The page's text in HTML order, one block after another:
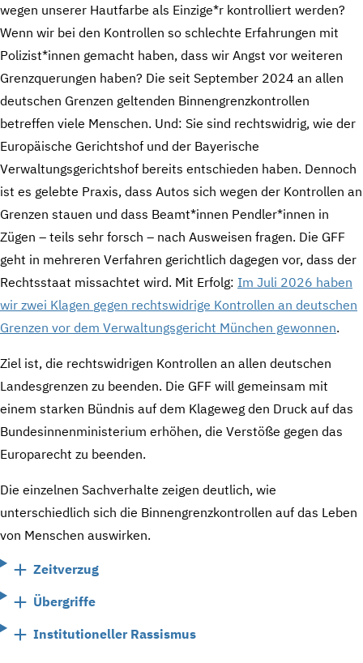
wegen unserer Hautfarbe als Einzige*r kontrolliert werden?
Wenn wir bei den Kontrollen so schlechte Erfahrungen mit
Polizist*innen gemacht haben, dass wir Angst vor weiteren
Grenzquerungen haben? Die seit September 2024 an allen
deutschen Grenzen geltenden Binnengrenzkontrollen
betreffen viele Menschen. Und: Sie sind rechtswidrig, wie der
Europäische Gerichtshof und der Bayerische
Verwaltungsgerichtshof bereits entschieden haben. Dennoch
ist es gelebte Praxis, dass Autos sich wegen der Kontrollen an
Grenzen stauen und dass Beamt*innen Pendler*innen in
Zügen – teils sehr forsch – nach Ausweisen fragen. Die GFF
geht in mehreren Verfahren gerichtlich dagegen vor, dass der
Rechtsstaat missachtet wird. Mit Erfolg: Im Juli 2026 haben
wir zwei Klagen gegen rechtswidrige Kontrollen an deutschen
Grenzen vor dem Verwaltungsgericht München gewonnen.
Ziel ist, die rechtswidrigen Kontrollen an allen deutschen
Landesgrenzen zu beenden. Die GFF will gemeinsam mit
einem starken Bündnis auf dem Klageweg den Druck auf das
Bundesinnenministerium erhöhen, die Verstöße gegen das
Europarecht zu beenden.
Die einzelnen Sachverhalte zeigen deutlich, wie
unterschiedlich sich die Binnengrenzkontrollen auf das Leben
von Menschen auswirken.
Zeitverzug
Übergriffe
Institutioneller Rassismus